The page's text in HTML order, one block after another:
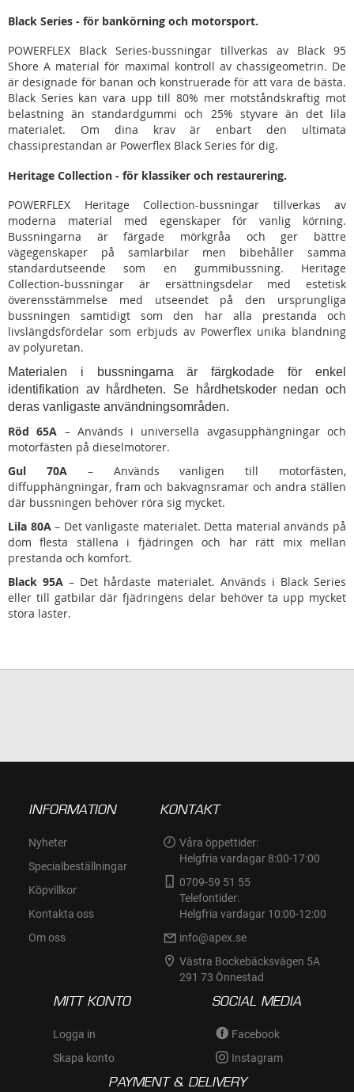
Black Series - för bankörning och motorsport.
POWERFLEX Black Series-bussningar tillverkas av Black 95
Shore A material för maximal kontroll av chassigeometrin. De
är designade för banan och konstruerade för att vara de bästa.
Black Series kan vara upp till 80% mer motståndskraftig mot
belastning än standardgummi och 25% styvare än det lila
materialet. Om dina krav är enbart den ultimata
chassiprestandan är Powerflex Black Series för dig.
Heritage Collection - för klassiker och restaurering.
POWERFLEX Heritage Collection-bussningar tillverkas av
moderna material med egenskaper för vanlig körning.
Bussningarna är färgade mörkgråa och ger bättre
vägegenskaper på samlarbilar men bibehåller samma
standardutseende som en gummibussning. Heritage
Collection-bussningar är ersättningsdelar med estetisk
överensstämmelse med utseendet på den ursprungliga
bussningen samtidigt som den har alla prestanda och
livslängdsfördelar som erbjuds av Powerflex unika blandning
av polyuretan.
Materialen i bussningarna är färgkodade för enkel
identifikation av hårdheten. Se hårdhetskoder nedan och
deras vanligaste användningsområden.
Röd 65A – Används i universella avgasupphängningar och
motorfästen på dieselmotorer.
Gul 70A– Används vanligen till motorfästen,
diffupphängningar, fram och bakvagnsramar och andra ställen
där bussningen behöver röra sig mycket.
Lila 80A– Det vanligaste materialet. Detta material används på
dom flesta ställena i fjädringen och har rätt mix mellan
prestanda och komfort.
Black 95A – Det hårdaste materialet. Används i Black Series
eller till gatbilar där fjädringens delar behöver ta upp mycket
stora laster.
INFORMATION
Nyheter
Specialbeställningar
Köpvillkor
Kontakta oss
Om oss
KONTAKT
Våra öppettider:
Helgfria vardagar 8:00-17:00
0709-59 51 55
Telefontider:
Helgfria vardagar 10:00-12:00
info@apex.se
Västra Bockebäcksvägen 5A
291 73 Önnestad
MITT KONTO
Logga in
Skapa konto
SOCIAL MEDIA
Facebook
Instagram
PAYMENT & DELIVERY